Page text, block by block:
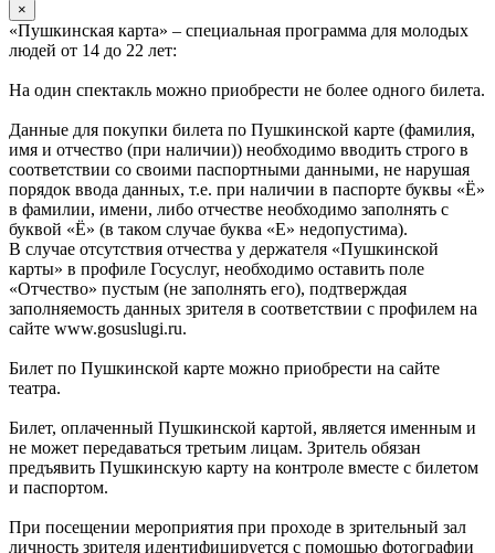
×
«Пушкинская карта» – специальная программа для молодых
людей от 14 до 22 лет:
На один спектакль можно приобрести не более одного билета.
Данные для покупки билета по Пушкинской карте (фамилия,
имя и отчество (при наличии)) необходимо вводить строго в
соответствии со своими паспортными данными, не нарушая
порядок ввода данных, т.е. при наличии в паспорте буквы «Ё»
в фамилии, имени, либо отчестве необходимо заполнять с
буквой «Ё» (в таком случае буква «Е» недопустима).
В случае отсутствия отчества у держателя «Пушкинской
карты» в профиле Госуслуг, необходимо оставить поле
«Отчество» пустым (не заполнять его), подтверждая
заполняемость данных зрителя в соответствии с профилем на
сайте www.gosuslugi.ru.
Билет по Пушкинской карте можно приобрести на сайте
театра.
Билет, оплаченный Пушкинской картой, является именным и
не может передаваться третьим лицам. Зритель обязан
предъявить Пушкинскую карту на контроле вместе с билетом
и паспортом.
При посещении мероприятия при проходе в зрительный зал
личность зрителя идентифицируется с помощью фотографии